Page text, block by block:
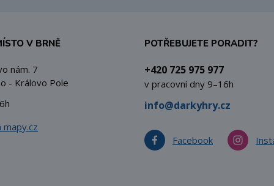
V BRNĚ
nám. 7
- Královo Pole
mapy.cz
POTŘEBUJETE PORADIT?
+420 725 975 977
v pracovní dny 9–16h
info@darkyhry.cz
Facebook